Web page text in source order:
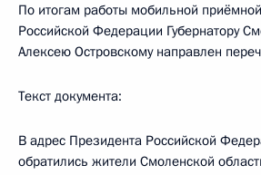
По итогам работы мобильной
Российской Федерации Губернатору
Алексею Островскому направлен
Текст документа:
В адрес Президента Российской
обратились жители Смоленской